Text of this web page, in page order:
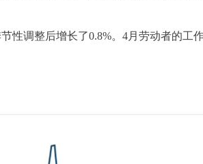
性调整后增长了0.8%。4月劳动者的工